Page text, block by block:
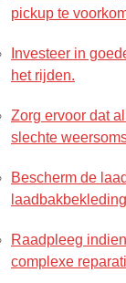
pickup te
Investeer in
het rijden.
Zorg ervoor dat
slechte
Bescherm de
Raadpleeg
complexe